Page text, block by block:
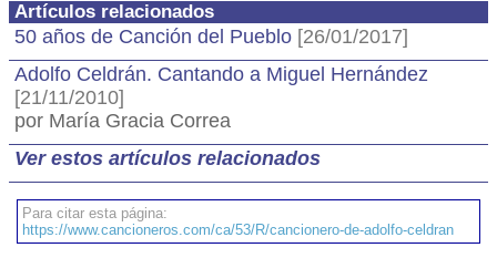
Artículos relacionados
50 años de Canción del Pueblo [26/01/2017]
Adolfo Celdrán. Cantando a Miguel Hernández
[21/11/2010]
por María Gracia Correa
Ver estos artículos relacionados
Para citar esta página:
https://www.cancioneros.com/ca/53/R/cancionero-de-adolfo-celdran